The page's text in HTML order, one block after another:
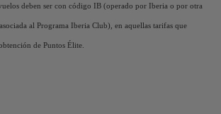
deben ser con código IB (operado por Iberia o por otra
al Programa Iberia Club), en aquellas tarifas que
de Puntos Élite.